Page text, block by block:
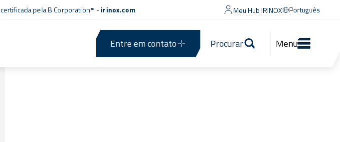
certificada pela B Corporation™ -irinox.com Meu Hub IRINOX Português
Entre em contato Procurar Menu